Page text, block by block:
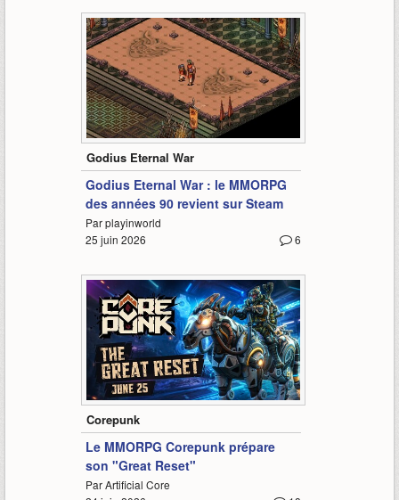
Godius Eternal War
Godius Eternal War : le MMORPG
des années 90 revient sur Steam
Par playinworld
6
25 juin 2026
9:59
Corepunk
Le MMORPG Corepunk prépare
son "Great Reset"
Par Artificial Core